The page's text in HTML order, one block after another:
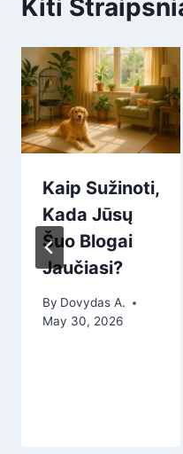
Kiti
Kaip Sužinoti,
Kada Jūsų
Šuo Blogai
Jaučiasi?
By Dovydas A.
May 30, 2026